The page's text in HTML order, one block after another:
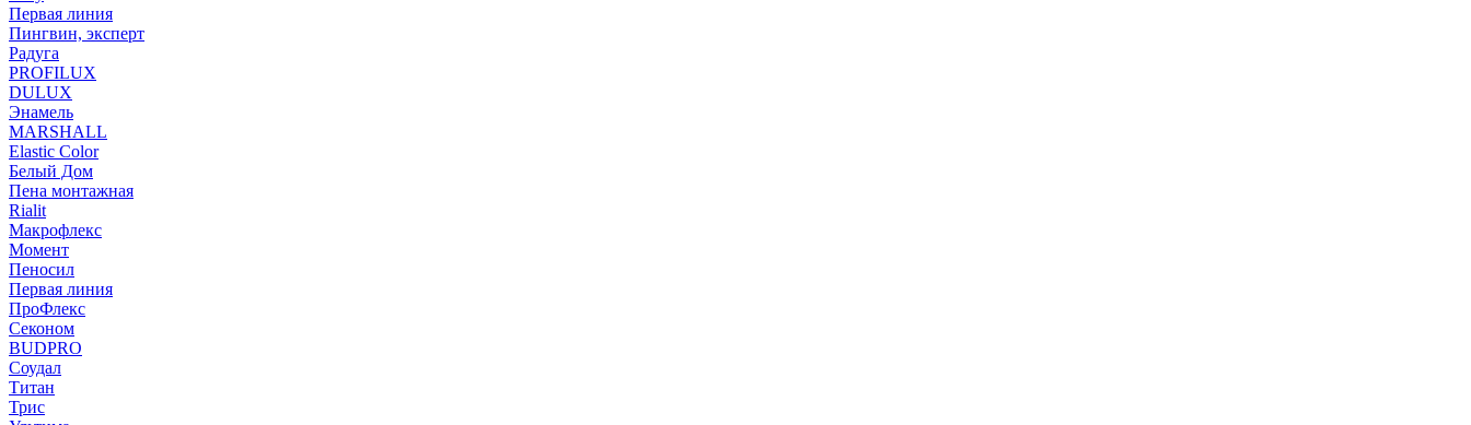
Первая линия
Пингвин, эксперт
Радуга
PROFILUX
DULUX
Энамель
MARSHALL
Elastic Color
Белый Дом
Пена монтажная
Rialit
Макрофлекс
Момент
Пеносил
Первая линия
ПроФлекс
Секоном
BUDPRO
Соудал
Титан
Трис